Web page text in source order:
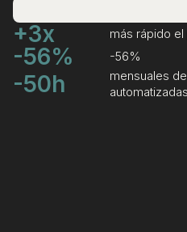
+3x más rápido
-56% -56%
-50h
mensuales